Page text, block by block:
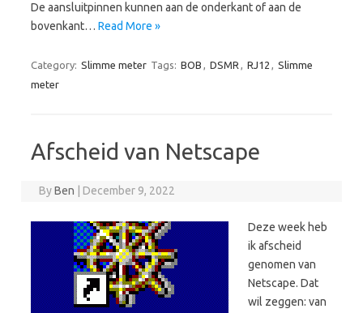
De aansluitpinnen kunnen aan de onderkant of aan de
bovenkant… Read More »
Category: Slimme meter Tags: BOB , DSMR , RJ12 , Slimme
meter
Afscheid van Netscape
ByBen December 9, 2022
Deze week heb
ik afscheid
genomen van
Netscape. Dat
wil zeggen: van